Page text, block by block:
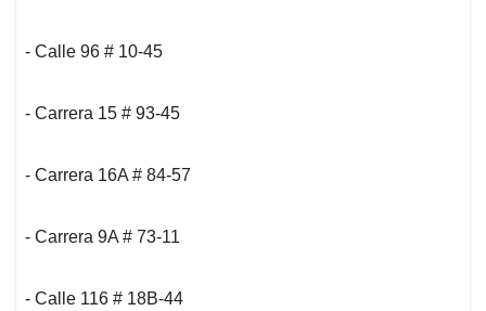
- Calle 96 # 10-45
- Carrera 15 # 93-45
- Carrera 16A # 84-57
- Carrera 9A # 73-11
- Calle 116 # 18B-44